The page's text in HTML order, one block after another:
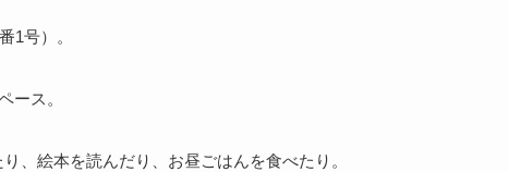
1号）。
ース。
、絵本を読んだり、お昼ごはんを食べたり。